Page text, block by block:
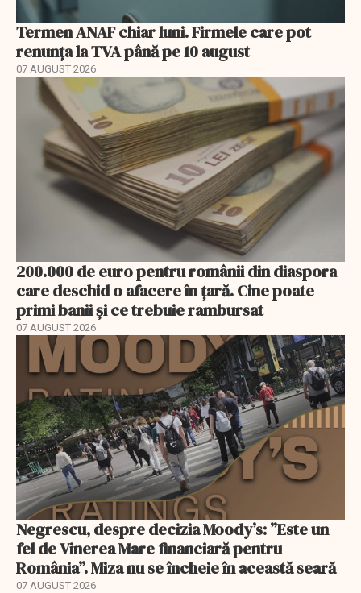
Termen ANAF chiar luni. Firmele care pot
renunța la TVA până pe 10 august
07 AUGUST 2026
200.000 de euro pentru românii din diaspora
care deschid o afacere în țară. Cine poate
primi banii și ce trebuie rambursat
07 AUGUST 2026
Negrescu, despre decizia Moody’s: ”Este un
fel de Vinerea Mare financiară pentru
România”. Miza nu se încheie în această seară
07 AUGUST 2026